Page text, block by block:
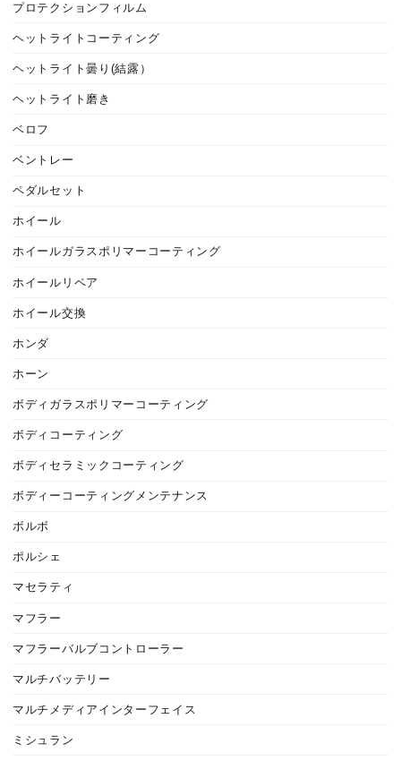
プロテクションフィルム
ヘットライトコーティング
ヘットライト曇り(結露）
ヘットライト磨き
ベロフ
ベントレー
ペダルセット
ホイール
ホイールガラスポリマーコーティング
ホイールリペア
ホイール交換
ホンダ
ホーン
ボディガラスポリマーコーティング
ボディコーティング
ボディセラミックコーティング
ボディーコーティングメンテナンス
ボルボ
ポルシェ
マセラティ
マフラー
マフラーバルブコントローラー
マルチバッテリー
マルチメディアインターフェイス
ミシュラン